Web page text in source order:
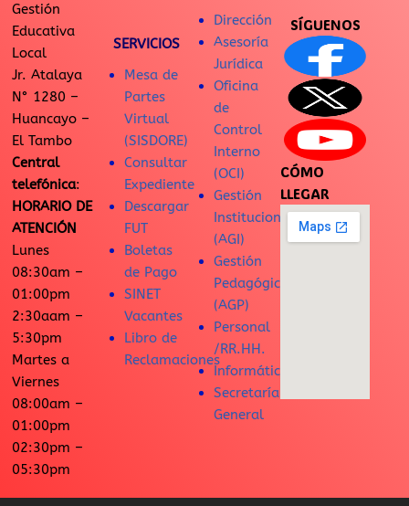
Gestión
Educativa
Local
Jr. Atalaya
N° 1280 –
Huancayo –
El Tambo
Central
telefónica:
HORARIO DE
ATENCIÓN
Lunes
08:30am –
01:00pm
2:30aam –
5:30pm
Martes a
Viernes
08:00am –
01:00pm
02:30pm –
05:30pm
SERVICIOS
Mesa de
Partes
Virtual
(SISDORE)
Consultar
Expediente
Descargar
FUT
Boletas
de Pago
SINET
Vacantes
Libro de
Reclamaciones
Dirección
Asesoría
Jurídica
Oficina
de
Control
Interno
(OCI)
Gestión
Institucional
(AGI)
Gestión
Pedagógica
(AGP)
Personal
/RR.HH.
Informática
Secretaría
General
SÍGUENOS
CÓMO
LLEGAR